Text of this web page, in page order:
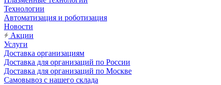
Технологии
Автоматизация и роботизация
Новости
Акции
Услуги
Доставка организациям
Доставка для организаций по России
Доставка для организаций по Москве
Самовывоз с нашего склада